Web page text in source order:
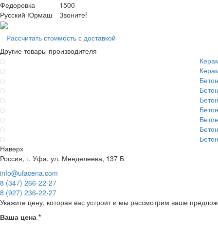
Федоровка
1500
Русский Юрмаш
Звоните!
Рассчитать стоимость с доставкой
Другие товары производителя
Наверх
Россия, г. Уфа, ул. Менделеева, 137 Б
info@ufacena.com
8 (347) 266‑22‑27
8 (927) 236‑22‑27
Укажите цену, которая вас устроит и мы рассмотрим ваше
Ваша цена *